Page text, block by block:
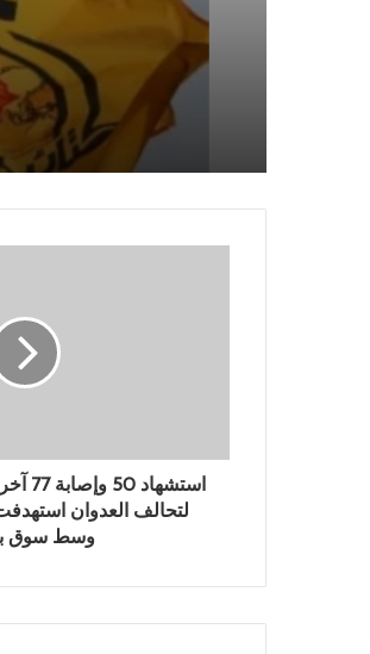
الأميركي في
اليمن تدين
العراق
لتحالف العدوان
وسط سوق